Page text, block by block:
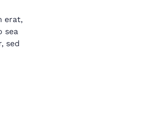
erat,
sea
sed